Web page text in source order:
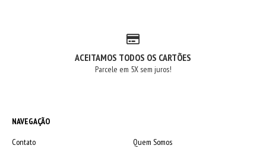
ACEITAMOS TODOS OS CARTÕES
Parcele em 5X sem juros!
NAVEGAÇÃO
Contato
Quem Somos